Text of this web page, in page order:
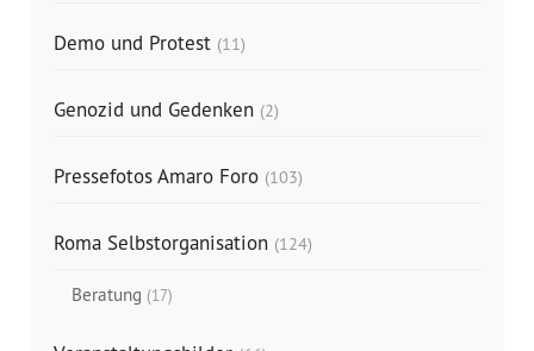
Demo und Protest (11)
Genozid und Gedenken (2)
Pressefotos Amaro Foro (103)
Roma Selbstorganisation (124)
Beratung (17)